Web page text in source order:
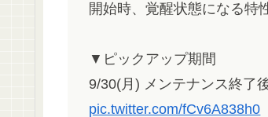
開始時、覚醒状態になる特
▼ピックアップ期間
9/30(月) メンテナンス終了
pic.twitter.com/fCv6A838h0